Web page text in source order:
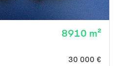
8910 m²
30 000 €